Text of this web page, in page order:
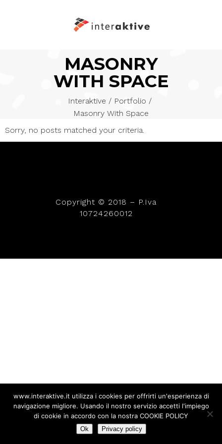
MASONRY
WITH SPACE
Interaktive / Portfolio /
Masonry With Space
Sorry, no posts matched your criteria.
Copyright © 2018 – P.Iva
10724260012
www.interaktive.it utilizza i cookies per offrirti un'esperienza di
navigazione migliore. Usando il nostro servizio accetti l'impiego
di cookie in accordo con la nostra COOKIE POLICY
Ok Privacy policy